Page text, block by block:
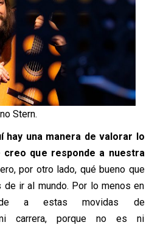
Stern.
hay una manera de valorar lo
que responde a nuestra
por otro lado, qué bueno que
ir al mundo. Por lo menos en
a estas movidas de
carrera, porque no es ni